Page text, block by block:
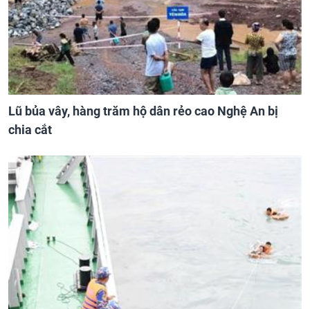
Lũ bủa vây, hàng trăm hộ dân rẻo cao Nghệ An bị
chia cắt